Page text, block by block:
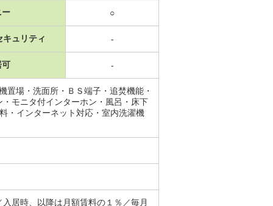
ー ○
キュリティ -
可 -
置場・洗面所・ＢＳ端子・追焚機能・
モニタ付インターホン・風呂・床下
・インターネット対応・室内洗濯機
居時、以降は月額賃料の１％／毎月